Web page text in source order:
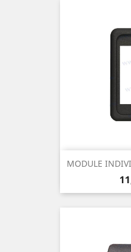
MODULE